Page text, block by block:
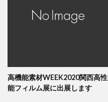
高機能素材WEEK2020関西高性
能フィルム展に出展します